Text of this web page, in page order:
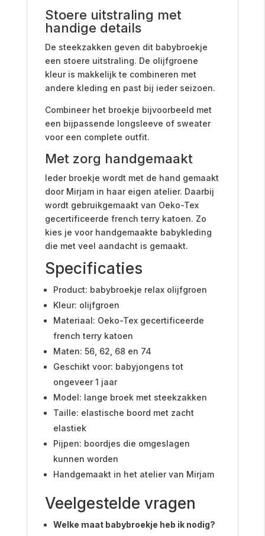
Stoere uitstraling met
handige details
De steekzakken geven dit babybroekje
een stoere uitstraling. De olijfgroene
kleur is makkelijk te combineren met
andere kleding en past bij ieder seizoen.
Combineer het broekje bijvoorbeeld met
een bijpassende longsleeve of sweater
voor een complete outfit.
Met zorg handgemaakt
Ieder broekje wordt met de hand gemaakt
door Mirjam in haar eigen atelier. Daarbij
wordt gebruikgemaakt van Oeko-Tex
gecertificeerde french terry katoen. Zo
kies je voor handgemaakte babykleding
die met veel aandacht is gemaakt.
Specificaties
Product: babybroekje relax olijfgroen
Kleur: olijfgroen
Materiaal: Oeko-Tex gecertificeerde
french terry katoen
Maten: 56, 62, 68 en 74
Geschikt voor: babyjongens tot
ongeveer 1 jaar
Model: lange broek met steekzakken
Taille: elastische boord met zacht
elastiek
Pijpen: boordjes die omgeslagen
kunnen worden
Handgemaakt in het atelier van Mirjam
Veelgestelde vragen
Welke maat babybroekje heb ik nodig?